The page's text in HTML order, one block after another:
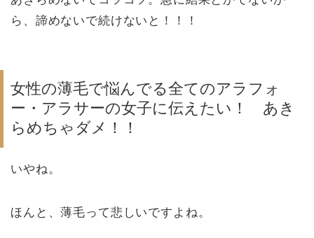
ら、諦めないで続けないと！！！
女性の薄毛で悩んでる全てのアラフォ
ー・アラサーの女子に伝えたい！ あき
らめちゃダメ！！
いやね。
ほんと、薄毛って悲しいですよね。